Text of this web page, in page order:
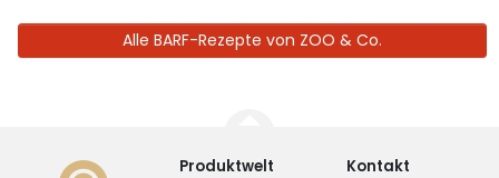
Alle BARF-Rezepte von ZOO & Co.
Produktwelt Kontakt